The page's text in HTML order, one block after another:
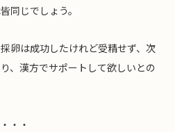
同じでしょう。
卵は成功したけれど受精せず、次
、漢方でサポートして欲しいとの
・・